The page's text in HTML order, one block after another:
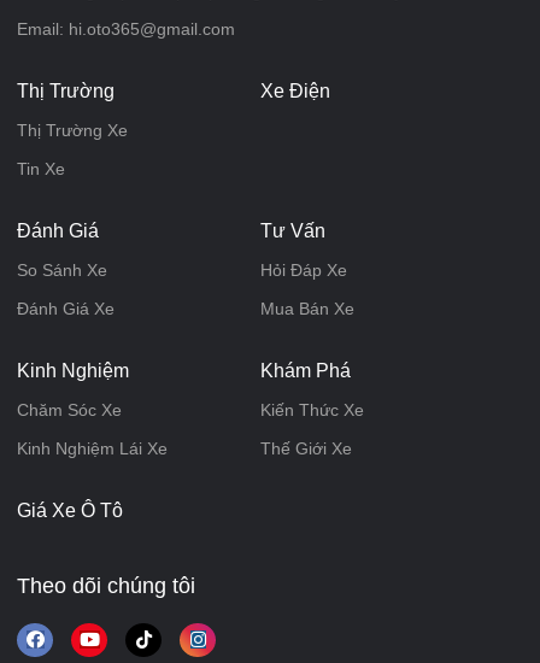
Email: hi.oto365@gmail.com
Thị Trường
Thị Trường Xe
Tin Xe
Xe Điện
Đánh Giá
So Sánh Xe
Đánh Giá Xe
Tư Vấn
Hỏi Đáp Xe
Mua Bán Xe
Kinh Nghiệm
Chăm Sóc Xe
Kinh Nghiệm Lái Xe
Khám Phá
Kiến Thức Xe
Thế Giới Xe
Giá Xe Ô Tô
Theo dõi chúng tôi